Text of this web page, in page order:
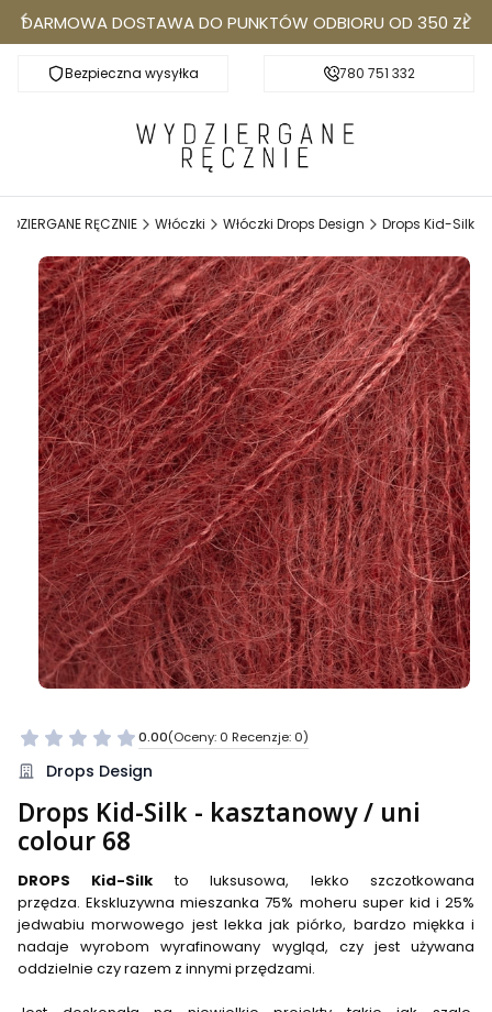
DARMOWA DOSTAWA DO PUNKTÓW ODBIORU OD 350 ZŁ
Bezpieczna wysyłkaDarmowa dostawa do Punktów Odbioru od
780 751 332
RĘCZNIE Włóczki Włóczki Drops Design Drops Kid-Silk
0.00(Oceny: 0 Recenzje: 0)
Przejdź do sekcji Opinie
Drops Design
Drops Kid-Silk - kasztanowy / uni
colour 68
DROPS Kid-Silk to luksusowa, lekko szczotkowana
przędza. Ekskluzywna mieszanka 75% moheru super kid i 25%
jedwabiu morwowego jest lekka jak piórko, bardzo miękka i
nadaje wyrobom wyrafinowany wygląd, czy jest używana
oddzielnie czy razem z innymi przędzami.